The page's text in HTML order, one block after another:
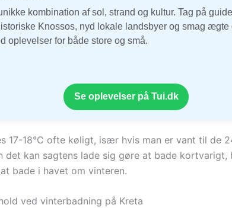
kombination af sol, strand og kultur. Tag på
Knossos, nyd lokale landsbyer og smag
oplevelser for både store og små.
Se oplevelser på Tui.dk
17-18°C ofte køligt, især hvis man er vant til
det kan sagtens lade sig gøre at bade
bade i havet om vinteren.
ved vinterbadning på Kreta